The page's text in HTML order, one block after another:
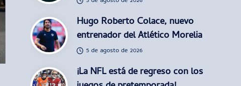
Hugo Roberto Colace, nuevo
entrenador del Atlético Morelia
5 de agosto de 2026
¡La NFL está de regreso con los